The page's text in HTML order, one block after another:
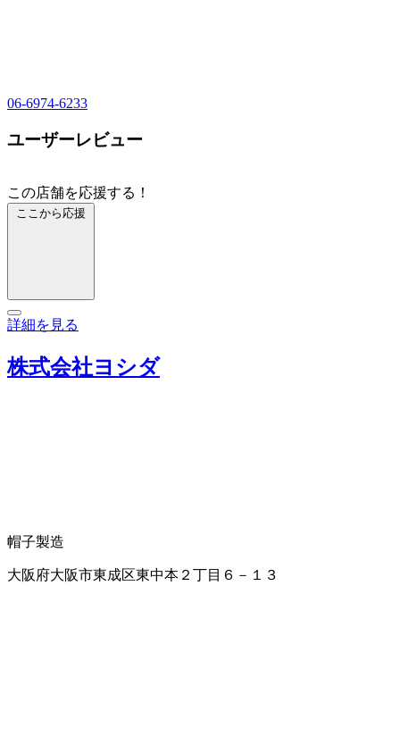
06-6974-6233
ユーザーレビュー
この店舗を応援する！
ここから応援
詳細を見る
株式会社ヨシダ
帽子製造
大阪府大阪市東成区東中本２丁目６－１３